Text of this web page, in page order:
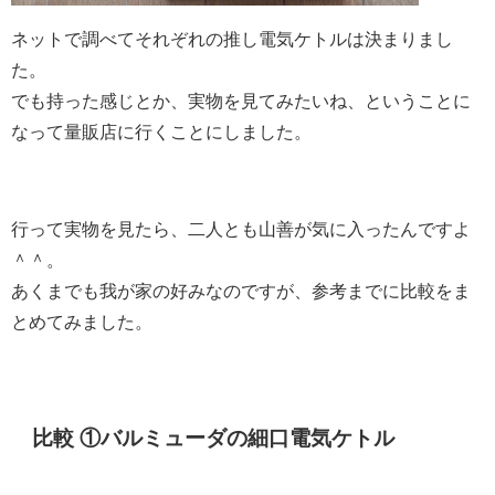
ネットで調べてそれぞれの推し電気ケトルは決まりまし
た。
でも持った感じとか、実物を見てみたいね、ということに
なって量販店に行くことにしました。
行って実物を見たら、二人とも山善が気に入ったんですよ
＾＾。
あくまでも我が家の好みなのですが、参考までに比較をま
とめてみました。
比較 ①バルミューダの細口電気ケトル